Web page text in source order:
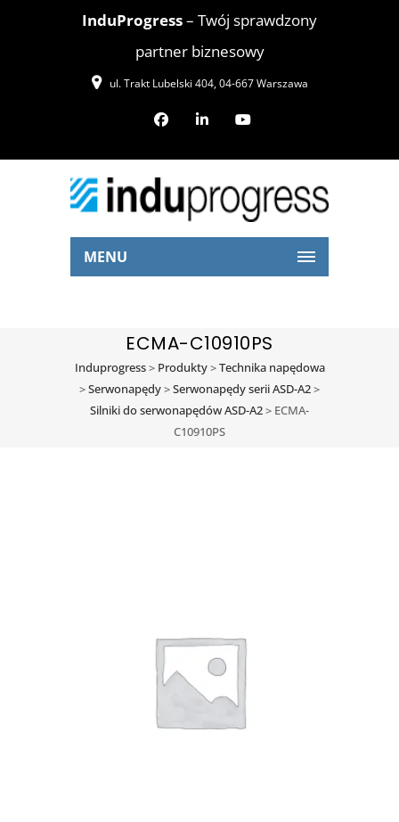
InduProgress– Twój sprawdzony
partner biznesowy
ul. Trakt Lubelski 404, 04-667 Warszawa
MENU
ECMA-C10910PS
Induprogress> Produkty>Technika napędowa
>Serwonapędy>Serwonapędy serii ASD-A2>
Silniki do serwonapędów ASD-A2> ECMA-
C10910PS